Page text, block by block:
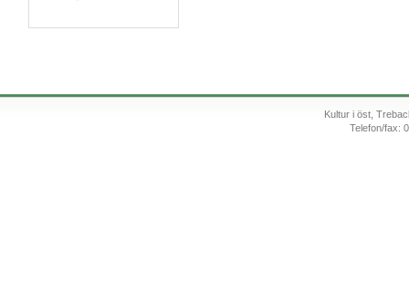
Kultur i öst,
Telefon/fax: